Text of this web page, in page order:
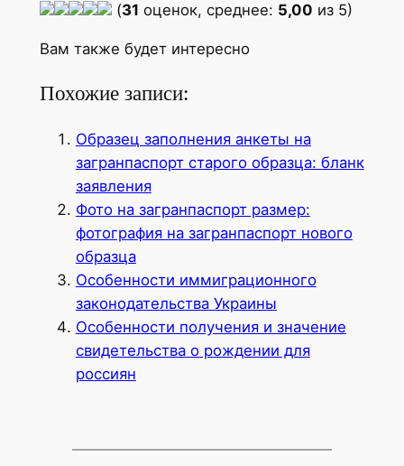
(31 оценок, среднее: 5,00 из 5)
Вам также будет интересно
Похожие записи:
Образец заполнения анкеты на
загранпаспорт старого образца: бланк
заявления
Фото на загранпаспорт размер:
фотография на загранпаспорт нового
образца
Особенности иммиграционного
законодательства Украины
Особенности получения и значение
свидетельства о рождении для
россиян